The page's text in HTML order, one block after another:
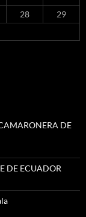
28
29
DE
DE ECUADOR